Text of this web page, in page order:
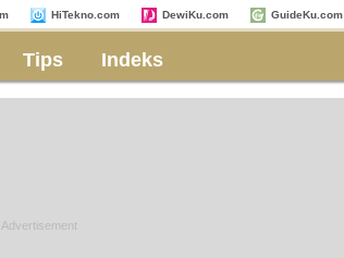
HiTekno.com DewiKu.com GuideKu.com
Tips Indeks